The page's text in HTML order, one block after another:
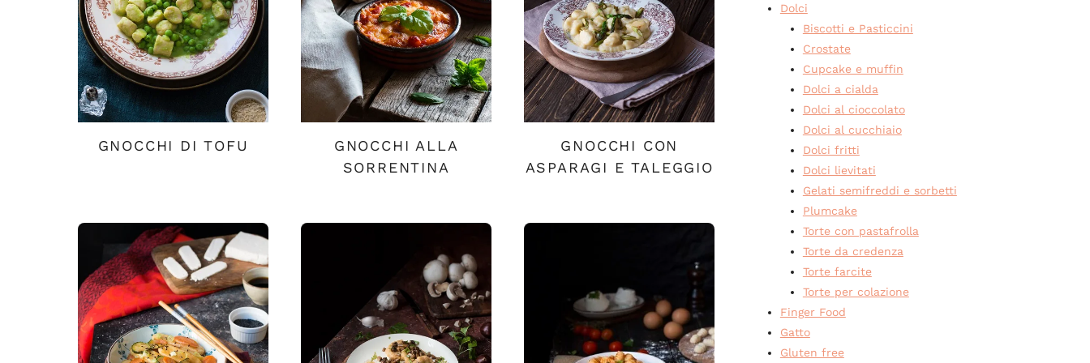
GNOCCHI DI TOFU
GNOCCHI ALLA
SORRENTINA
GNOCCHI CON
ASPARAGI E TALEGGIO
Dolci
Biscotti e Pasticcini
Crostate
Cupcake e muffin
Dolci a cialda
Dolci al cioccolato
Dolci al cucchiaio
Dolci fritti
Dolci lievitati
Gelati semifreddi e sorbetti
Plumcake
Torte con pastafrolla
Torte da credenza
Torte farcite
Torte per colazione
Finger Food
Gatto
Gluten free